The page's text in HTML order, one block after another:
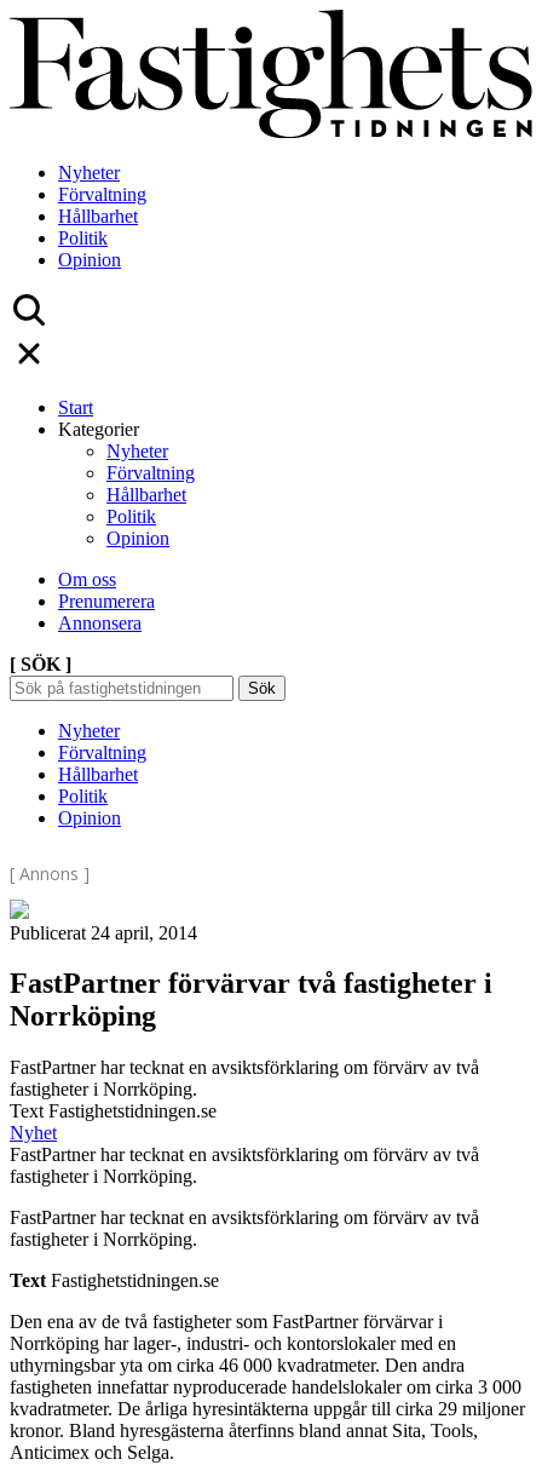
Skip
content
Nyheter
Förvaltning
Hållbarhet
Politik
Opinion
Start
Kategorier
Nyheter
Förvaltning
Hållbarhet
Politik
Opinion
Om oss
Prenumerera
Annonsera
[ SÖK ]
Sök
efter:
Sök
Sök
Nyheter
Förvaltning
Hållbarhet
Politik
Opinion
[ Annons ]
Publicerat 24 april, 2014
FastPartner förvärvar två fastigheter i
Norrköping
FastPartner har tecknat en avsiktsförklaring om förvärv av två
fastigheter i Norrköping.
Text Fastighetstidningen.se
Nyhet
FastPartner har tecknat en avsiktsförklaring om förvärv av två
fastigheter i Norrköping.
FastPartner har tecknat en avsiktsförklaring om förvärv av två
fastigheter i Norrköping.
Text Fastighetstidningen.se
Den ena av de två fastigheter som FastPartner förvärvar i
Norrköping har lager-, industri- och kontorslokaler med en
uthyrningsbar yta om cirka 46 000 kvadratmeter. Den andra
fastigheten innefattar nyproducerade handelslokaler om cirka 3 000
kvadratmeter. De årliga hyresintäkterna uppgår till cirka 29 miljoner
kronor. Bland hyresgästerna återfinns bland annat Sita, Tools,
Anticimex och Selga.